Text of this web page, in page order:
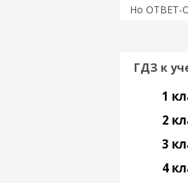
Но ОТВЕТ-
ГДЗ к
1
2
3
4